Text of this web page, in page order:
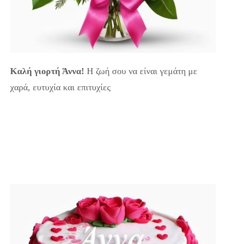
Καλή γιορτή Άννα! Η ζωή σου να είναι γεμάτη με
χαρά, ευτυχία και επιτυχίες